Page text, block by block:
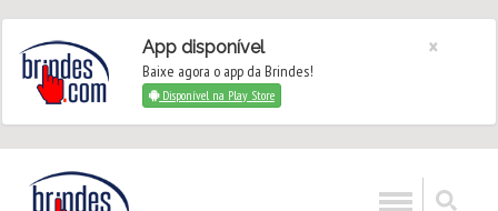
App disponível
Baixe agora o app da Brindes!
Disponível na Play Store
×